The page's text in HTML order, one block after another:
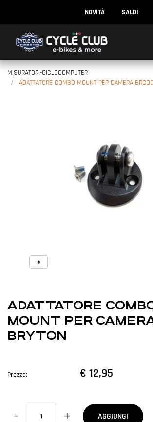
NOVITÀ SALDI
MISURATORI-CICLOCOMPUTER
ADATTATORE COMBO MOUNT PER CAMERA
ADATTATORE
MOUNT PER
BRYTON
Prezzo: € 12,95
Quantità
AGGIUNGI